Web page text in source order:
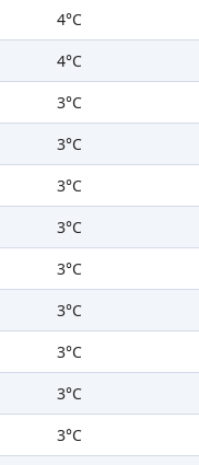
4°C
4°C
3°C
3°C
3°C
3°C
3°C
3°C
3°C
3°C
3°C